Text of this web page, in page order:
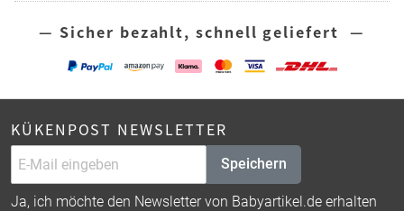
— Sicher bezahlt, schnell geliefert —
KÜKENPOST NEWSLETTER
Speichern
Ja, ich möchte den Newsletter von Babyartikel.de erhalten